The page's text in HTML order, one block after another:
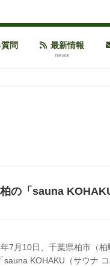
問 最新情報
news
の「sauna
7月10日、千葉県柏市（
KOHAKU（サウナ